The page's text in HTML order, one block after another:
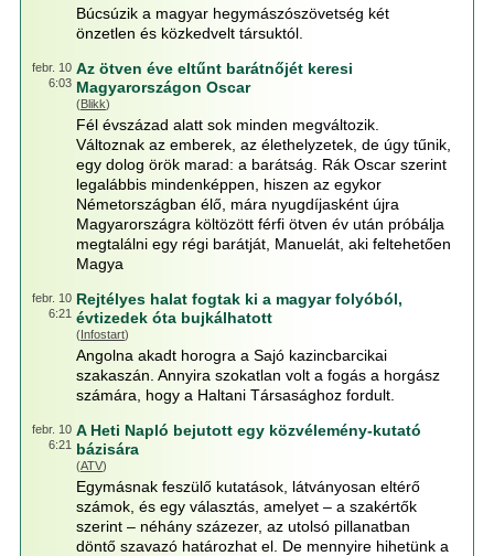
Búcsúzik a magyar hegymászószövetség két
önzetlen és közkedvelt társuktól.
febr. 10
6:03
Az ötven éve eltűnt barátnőjét keresi
Magyarországon Oscar
(Blikk)
Fél évszázad alatt sok minden megváltozik.
Változnak az emberek, az élethelyzetek, de úgy tűnik,
egy dolog örök marad: a barátság. Rák Oscar szerint
legalábbis mindenképpen, hiszen az egykor
Németországban élő, mára nyugdíjasként újra
Magyarországra költözött férfi ötven év után próbálja
megtalálni egy régi barátját, Manuelát, aki feltehetően
Magya
febr. 10
6:21
Rejtélyes halat fogtak ki a magyar folyóból,
évtizedek óta bujkálhatott
(Infostart)
Angolna akadt horogra a Sajó kazincbarcikai
szakaszán. Annyira szokatlan volt a fogás a horgász
számára, hogy a Haltani Társasághoz fordult.
febr. 10
6:21
A Heti Napló bejutott egy közvélemény-kutató
bázisára
(ATV)
Egymásnak feszülő kutatások, látványosan eltérő
számok, és egy választás, amelyet – a szakértők
szerint – néhány százezer, az utolsó pillanatban
döntő szavazó határozhat el. De mennyire hihetünk a